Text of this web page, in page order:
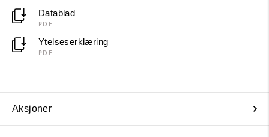
Datablad
PDF
Ytelseserklæring
PDF
Aksjoner